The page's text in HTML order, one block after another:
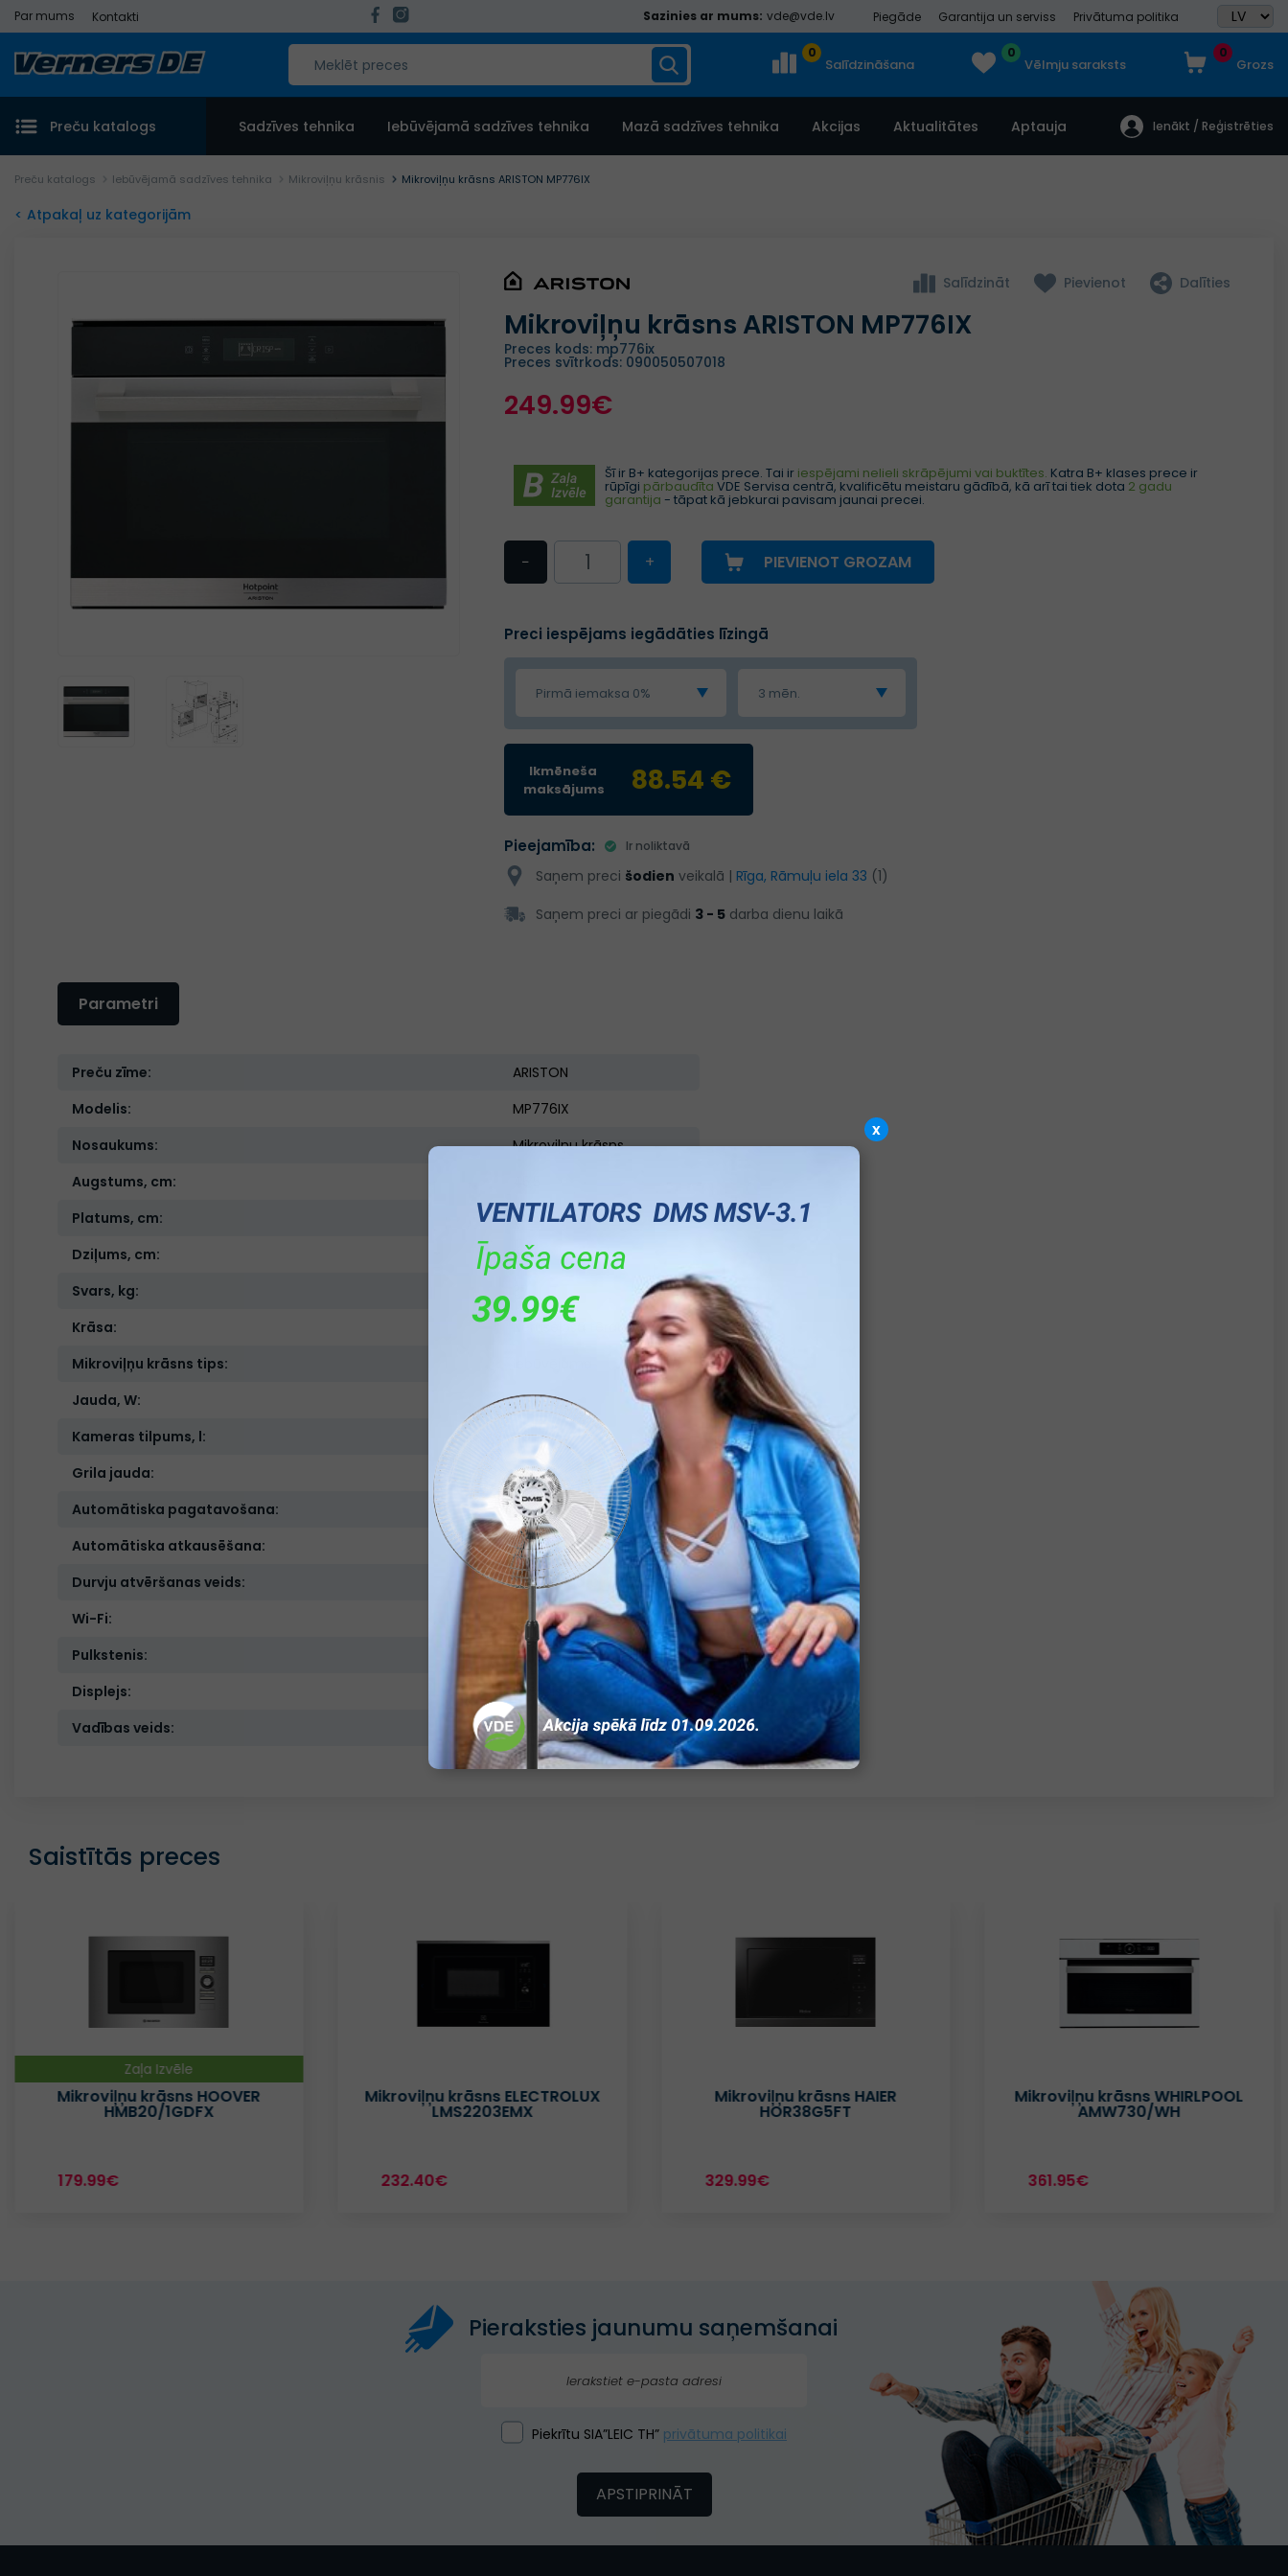
Par mums Kontakti Sazinies ar mums: vde@vde.lv Piegāde Garantija un serviss Privātuma politika
0
Salīdzināšana
0
Vēlmju saraksts
0
Grozs
Preču katalogs Sadzīves tehnika Iebūvējamā sadzīves tehnika Mazā sadzīves tehnika Akcijas Aktualitātes Aptauja Ienākt / Reģistrēties
Preču katalogs Iebūvējamā sadzīves tehnika Mikroviļņu krāsnis Mikroviļņu krāsns ARISTON MP776IX
< Atpakaļ uz kategorijām
Salīdzināt Pievienot Dalīties
Mikroviļņu krāsns ARISTON MP776IX
Preces kods: mp776ix
Preces svītrkods: 090050507018
249.99€
Šī ir B+ kategorijas prece. Tai ir iespējami nelieli skrāpējumi vai buktītes. Katra B+ klases prece ir
rūpīgi pārbaudīta VDE Servisa centrā, kvalificētu meistaru gādībā, kā arī tai tiek dota 2 gadu
garantija - tāpat kā jebkurai pavisam jaunai precei.
− + PIEVIENOT GROZAM
Preci iespējams iegādāties līzingā
Pirmā iemaksa 0% 3 mēn.
Ikmēneša
maksājums
88.54 €
Pieejamība: Ir noliktavā
Saņem preci šodien veikalā | Rīga, Rāmuļu iela 33 (1)
Saņem preci ar piegādi 3 - 5 darba dienu laikā
Parametri
Preču zīme:
ARISTON
Modelis:
MP776IX
Nosaukums:
Mikroviļņu krāsns
Augstums, cm:
Platums, cm:
59.5
Dziļums, cm:
56
Svars, kg:
37
Krāsa:
Nerūsejošā tērauda
Mikroviļņu krāsns tips:
Jauda, W:
900
Kameras tilpums, l:
40
Grila jauda:
1600
Automātiska pagatavošana:
Ir
Automātiska atkausēšana:
Ir
Durvju atvēršanas veids:
Ar iestrādātu rokturi
Wi-Fi:
Nav
Pulkstenis:
Ir
Displejs:
LCD Displejs
Vadības veids:
Skārienjutīga vadība
Saistītās preces
Zaļa Izvēle
Mikroviļņu krāsns HOOVER
HMB20/1GDFX
179.99€
Mikroviļņu krāsns ELECTROLUX
LMS2203EMX
232.40€
Mikroviļņu krāsns HAIER
HOR38G5FT
329.99€
Mikroviļņu krāsns WHIRLPOOL
AMW730/WH
361.95€
Pieraksties jaunumu saņemšanai
Piekrītu SIA”LEIC TH” privātuma politikai
APSTIPRINĀT
x